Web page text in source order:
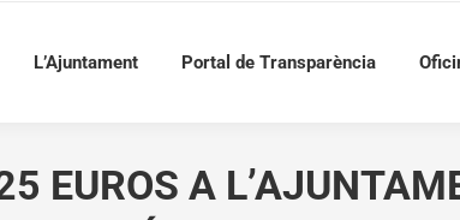
L’Ajuntament Portal de Transparència
EUROS A